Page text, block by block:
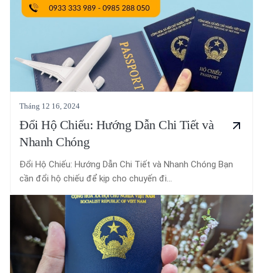
Tháng 12 16, 2024
Đổi Hộ Chiếu: Hướng Dẫn Chi Tiết và
Nhanh Chóng
Đổi Hộ Chiếu: Hướng Dẫn Chi Tiết và Nhanh Chóng Bạn
cần đổi hộ chiếu để kịp cho chuyến đi...